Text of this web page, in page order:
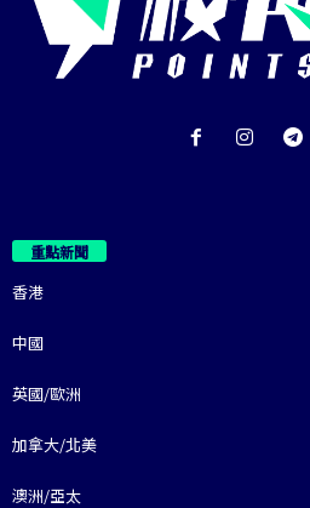
重點新聞
香港
中國
英國/歐洲
加拿大/北美
澳洲/亞太